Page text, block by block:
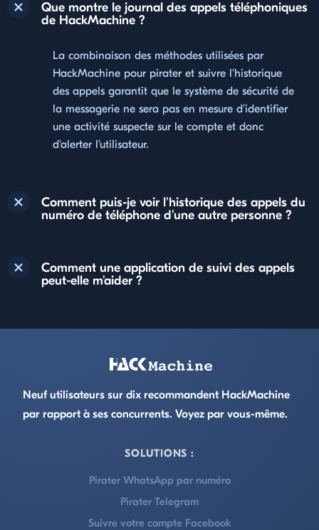
Que montre le journal des appels téléphoniques
de HackMachine ?
La combinaison des méthodes utilisées par
HackMachine pour pirater et suivre l'historique
des appels garantit que le système de sécurité de
la messagerie ne sera pas en mesure d'identifier
une activité suspecte sur le compte et donc
d'alerter l'utilisateur.
Comment puis-je voir l'historique des appels du
numéro de téléphone d'une autre personne ?
Comment une application de suivi des appels
peut-elle m'aider ?
Neuf utilisateurs sur dix recommandent HackMachine
par rapport à ses concurrents. Voyez par vous-même.
SOLUTIONS :
Pirater WhatsApp par numéro
Pirater Telegram
Suivre votre compte Facebook